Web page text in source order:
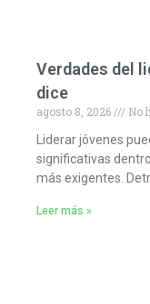
Verdades del
dice
agosto 8, 2026
No
Liderar jóvenes
significativas
más exigentes.
Leer más »